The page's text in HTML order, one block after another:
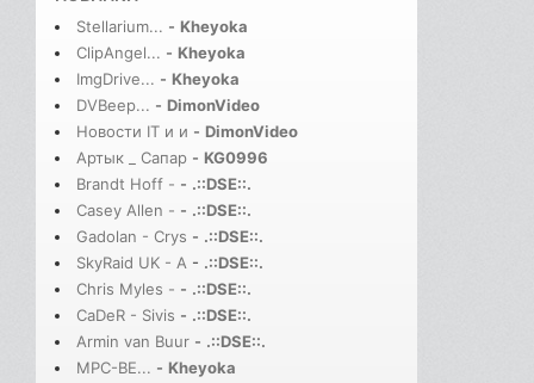
Stellarium... - Kheyoka
ClipAngel... - Kheyoka
ImgDrive... - Kheyoka
DVBeep... - DimonVideo
Новости IT и и - DimonVideo
Артык _ Сапар - KG0996
Brandt Hoff - - .::DSE::.
Casey Allen - - .::DSE::.
Gadolan - Crys - .::DSE::.
SkyRaid UK - A - .::DSE::.
Chris Myles - - .::DSE::.
CaDeR - Sivis - .::DSE::.
Armin van Buur - .::DSE::.
MPC-BE... - Kheyoka